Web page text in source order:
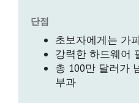
단점
초보자에게는 가
강력한 하드웨어
총 100만 달러가
부과